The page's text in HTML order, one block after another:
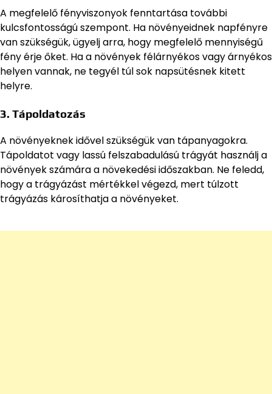
A megfelelő fényviszonyok fenntartása további
kulcsfontosságú szempont. Ha növényeidnek napfényre
van szükségük, ügyelj arra, hogy megfelelő mennyiségű
fény érje őket. Ha a növények félárnyékos vagy árnyékos
helyen vannak, ne tegyél túl sok napsütésnek kitett
helyre.
3. Tápoldatozás
A növényeknek idővel szükségük van tápanyagokra.
Tápoldatot vagy lassú felszabadulású trágyát használj a
növények számára a növekedési időszakban. Ne feledd,
hogy a trágyázást mértékkel végezd, mert túlzott
trágyázás károsíthatja a növényeket.